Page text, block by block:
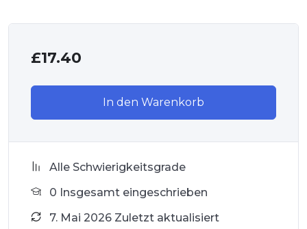
£17.40
In den Warenkorb
Alle Schwierigkeitsgrade
0 Insgesamt eingeschrieben
7. Mai 2026 Zuletzt aktualisiert